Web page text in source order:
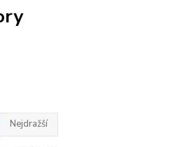
Nejdražší